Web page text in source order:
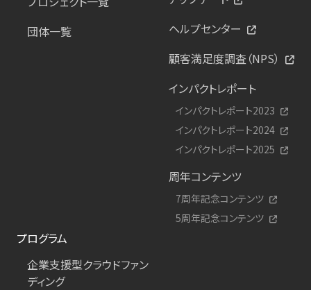
団体一覧
ヘルプセンター
顧客満足度調査（NPS）
インパクトレポート
インパクトレポート2023
インパクトレポート2024
インパクトレポート2025
周年コンテンツ
7周年記念コンテンツ
5周年記念コンテンツ
プログラム
企業支援型クラウドファン
ディング